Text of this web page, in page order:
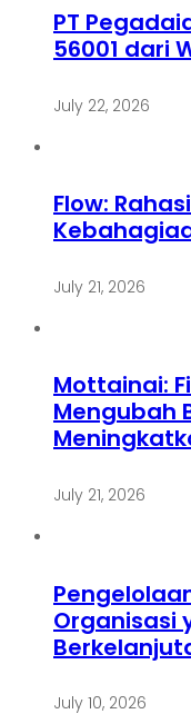
PT
56001 dari
July 22, 2026
Flow:
July 21, 2026
Mottainai:
Mengubah
July 21, 2026
Organisasi
July 10, 2026